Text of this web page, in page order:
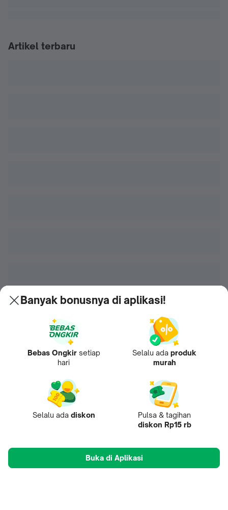
Artikel terbaru
Banyak bonusnya di aplikasi!
Bebas Ongkir setiap
hari
Selalu ada produk
murah
Selalu ada diskon
Pulsa & tagihan
diskon Rp15 rb
Buka di Aplikasi